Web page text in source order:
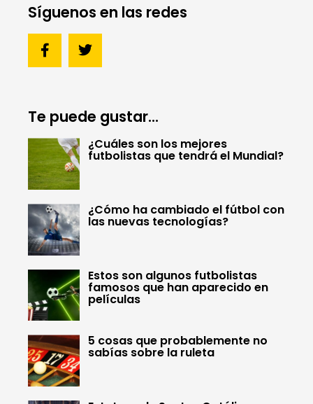
Síguenos en las redes
Te puede gustar...
¿Cuáles son los mejores
futbolistas que tendrá el Mundial?
¿Cómo ha cambiado el fútbol con
las nuevas tecnologías?
Estos son algunos futbolistas
famosos que han aparecido en
películas
5 cosas que probablemente no
sabías sobre la ruleta